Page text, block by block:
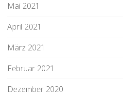
Mai 2021
April 2021
März 2021
Februar 2021
Dezember 2020